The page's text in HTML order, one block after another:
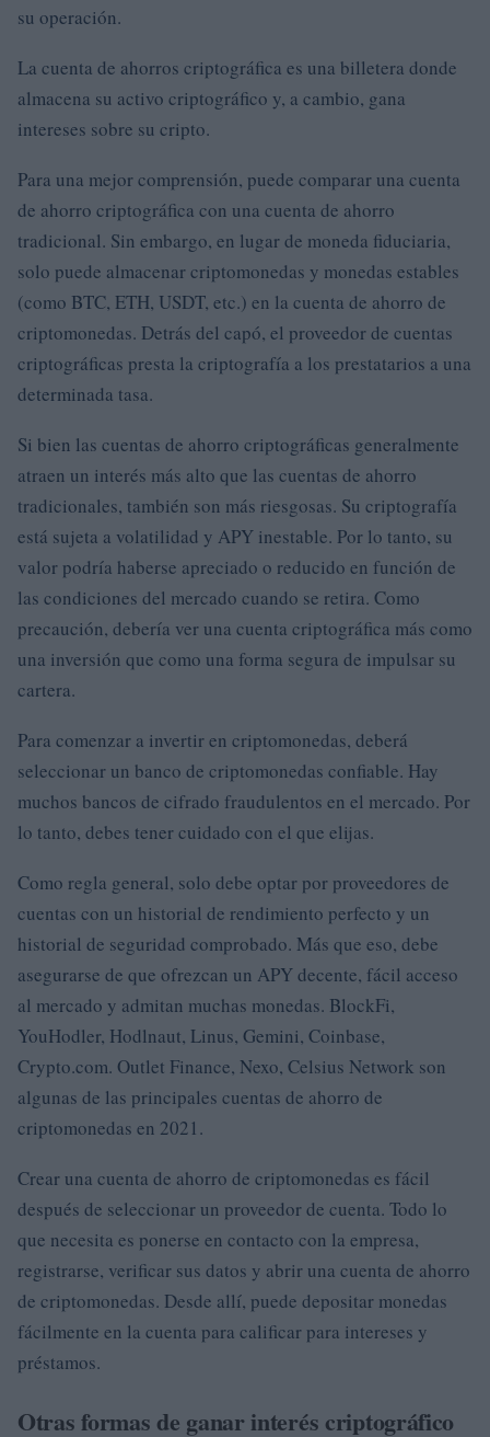
su operación.
La cuenta de ahorros criptográfica es una billetera donde
almacena su activo criptográfico y, a cambio, gana
intereses sobre su cripto.
Para una mejor comprensión, puede comparar una cuenta
de ahorro criptográfica con una cuenta de ahorro
tradicional. Sin embargo, en lugar de moneda fiduciaria,
solo puede almacenar criptomonedas y monedas estables
(como BTC, ETH, USDT, etc.) en la cuenta de ahorro de
criptomonedas. Detrás del capó, el proveedor de cuentas
criptográficas presta la criptografía a los prestatarios a una
determinada tasa.
Si bien las cuentas de ahorro criptográficas generalmente
atraen un interés más alto que las cuentas de ahorro
tradicionales, también son más riesgosas. Su criptografía
está sujeta a volatilidad y APY inestable. Por lo tanto, su
valor podría haberse apreciado o reducido en función de
las condiciones del mercado cuando se retira. Como
precaución, debería ver una cuenta criptográfica más como
una inversión que como una forma segura de impulsar su
cartera.
Para comenzar a invertir en criptomonedas, deberá
seleccionar un banco de criptomonedas confiable. Hay
muchos bancos de cifrado fraudulentos en el mercado. Por
lo tanto, debes tener cuidado con el que elijas.
Como regla general, solo debe optar por proveedores de
cuentas con un historial de rendimiento perfecto y un
historial de seguridad comprobado. Más que eso, debe
asegurarse de que ofrezcan un APY decente, fácil acceso
al mercado y admitan muchas monedas. BlockFi,
YouHodler, Hodlnaut, Linus, Gemini, Coinbase,
Crypto.com. Outlet Finance, Nexo, Celsius Network son
algunas de las principales cuentas de ahorro de
criptomonedas en 2021.
Crear una cuenta de ahorro de criptomonedas es fácil
después de seleccionar un proveedor de cuenta. Todo lo
que necesita es ponerse en contacto con la empresa,
registrarse, verificar sus datos y abrir una cuenta de ahorro
de criptomonedas. Desde allí, puede depositar monedas
fácilmente en la cuenta para calificar para intereses y
préstamos.
Otras formas de ganar interés criptográfico